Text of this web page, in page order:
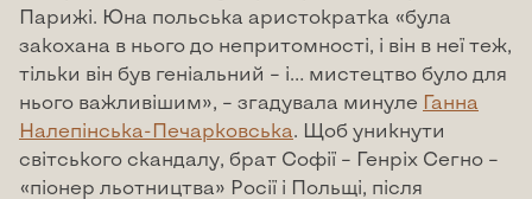
Парижі. Юна польська аристократка «була
закохана в нього до непритомності, і він в неї теж,
тільки він був геніальний – і… мистецтво було для
нього важливішим», – згадувала минуле Ганна
Налепінська-Печарковська
. Щоб уникнути
світського скандалу, брат Софії – Генріх Сегно –
«піонер льотництва» Росії і Польщі, після